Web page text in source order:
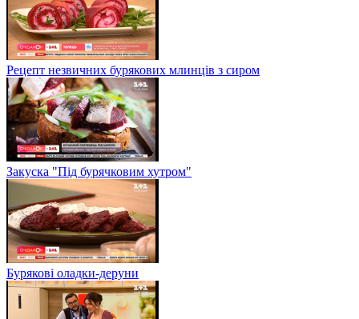
Рецепт незвичних бурякових млинців з сиром
Закуска "Під бурячковим хутром"
Бурякові оладки-деруни